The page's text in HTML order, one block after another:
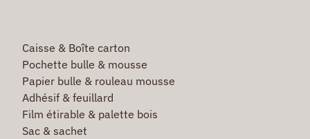
Caisse & Boîte carton
Pochette bulle & mousse
Papier bulle & rouleau mousse
Adhésif & feuillard
Film étirable & palette bois
Sac & sachet